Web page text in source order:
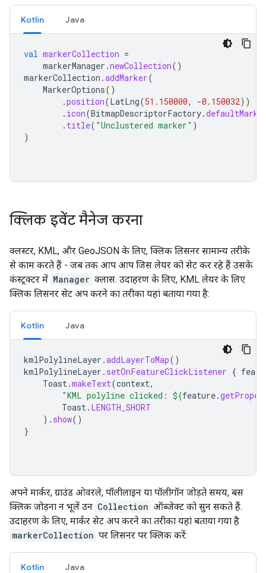
Kotlin Java
val markerCollection =
markerManager .newCollection()
markerCollection .addMarker(
MarkerOptions()
.position(LatLng(51.150000, -0.150032))
. icon(BitmapDescriptorFactory.
. title( "Unclustered marker" )
)
क्लिक इवेंट मैनेज करना
क्लस्टर, KML, और GeoJSON के लिए, क्लिक लिसनर सामान्य तरीके
से काम करते हैं - जब तक आप आप जिस लेयर को सेट कर रहे हैं उसके
कंस्ट्रक्टर में Manager क्लास. उदाहरण के लिए, KML लेयर के लिए
क्लिक लिसनर सेट अप करने का तरीका यहां बताया गया है:
Kotlin Java
kmlPolylineLayer .addLayerToMap()
kmlPolylineLayer . setOnFeatureClickListener {
Toast.makeText(context,
"KML polyline clicked: ${feature.
Toast. LENGTH_SHORT
). show()
}
अपने मार्कर, ग्राउंड ओवरले, पॉलीलाइन या पॉलीगॉन जोड़ते समय, बस
क्लिक जोड़ना न भूलें उन Collection ऑब्जेक्ट को सुन सकते हैं.
उदाहरण के लिए, मार्कर सेट अप करने का तरीका यहां बताया गया है
markerCollection पर लिसनर पर क्लिक करें:
Kotlin Java